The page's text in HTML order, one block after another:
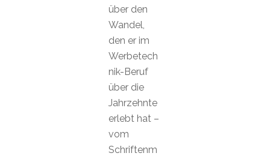
über den
Wandel,
den er im
Werbetech
nik-Beruf
über die
Jahrzehnte
erlebt hat –
vom
Schriftenm